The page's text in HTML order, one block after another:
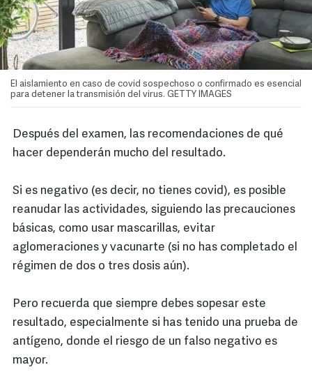
El aislamiento en caso de covid sospechoso o confirmado es esencial
para detener la transmisión del virus. GETTY IMAGES
Después del examen, las recomendaciones de qué
hacer dependerán mucho del resultado.
Si es negativo (es decir, no tienes covid), es posible
reanudar las actividades, siguiendo las precauciones
básicas, como usar mascarillas, evitar
aglomeraciones y vacunarte (si no has completado el
régimen de dos o tres dosis aún).
Pero recuerda que siempre debes sopesar este
resultado, especialmente si has tenido una prueba de
antígeno, donde el riesgo de un falso negativo es
mayor.